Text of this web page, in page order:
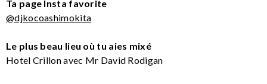
Ta page Insta favorite
@djkocoashimokita
Le plus beau lieu où tu aies mixé
Hotel Crillon avec Mr David Rodigan